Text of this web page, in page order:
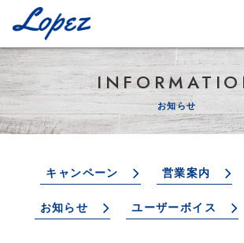
お知らせ
キャンペーン 営業案内
お知らせ ユーザーボイス